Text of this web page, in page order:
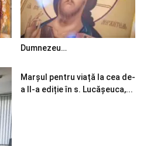
Dumnezeu…
Marșul pentru viață la cea de-
a II-a ediție în s. Lucășeuca,...